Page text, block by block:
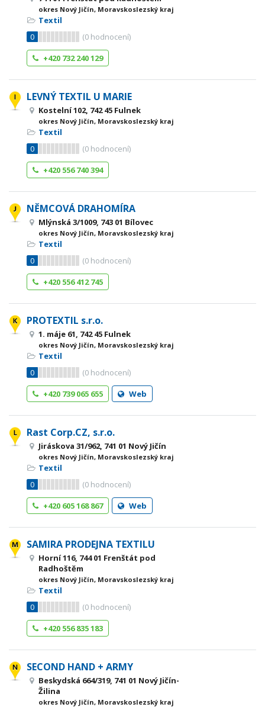
okres Nový Jičín, Moravskoslezský kraj
Textil
0
(0 hodnocení)
+420 732 240 129
LEVNÝ TEXTIL U MARIE
Kostelní 102, 742 45 Fulnek
okres Nový Jičín, Moravskoslezský kraj
Textil
0
(0 hodnocení)
+420 556 740 394
NĚMCOVÁ DRAHOMÍRA
Mlýnská 3/1009, 743 01 Bílovec
okres Nový Jičín, Moravskoslezský kraj
Textil
0
(0 hodnocení)
+420 556 412 745
PROTEXTIL s.r.o.
1. máje 61, 742 45 Fulnek
okres Nový Jičín, Moravskoslezský kraj
Textil
0
(0 hodnocení)
+420 739 065 655
Web
Rast Corp.CZ, s.r.o.
Jiráskova 31/962, 741 01 Nový Jičín
okres Nový Jičín, Moravskoslezský kraj
Textil
0
(0 hodnocení)
+420 605 168 867
Web
SAMIRA PRODEJNA TEXTILU
Horní 116, 744 01 Frenštát pod
Radhoštěm
okres Nový Jičín, Moravskoslezský kraj
Textil
0
(0 hodnocení)
+420 556 835 183
SECOND HAND + ARMY
Beskydská 664/319, 741 01 Nový Jičín-
Žilina
okres Nový Jičín, Moravskoslezský kraj